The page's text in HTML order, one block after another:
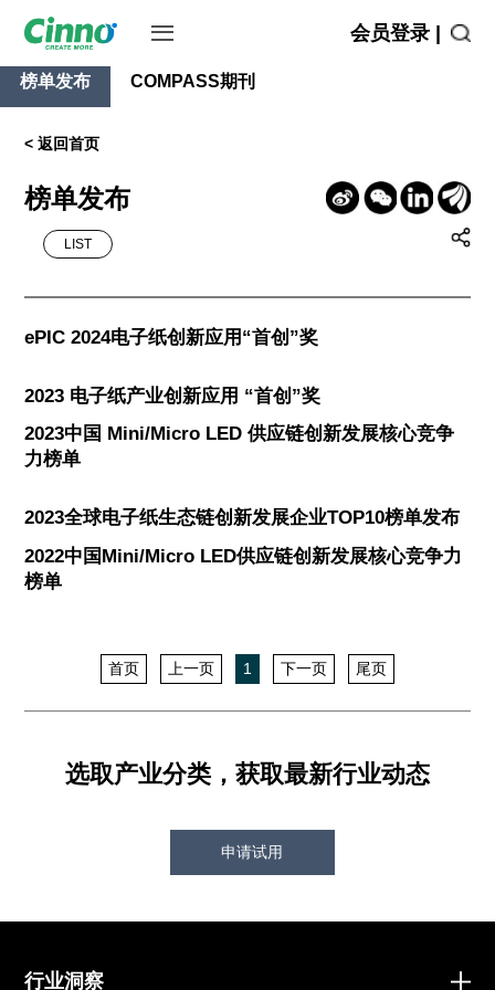
会员登录 |
榜单发布 COMPASS期刊
< 返回首页
榜单发布
LIST
ePIC 2024电子纸创新应用“首创”奖
2023 电子纸产业创新应用 “首创”奖
2023中国 Mini/Micro LED 供应链创新发展核心竞争
力榜单
2023全球电子纸生态链创新发展企业TOP10榜单发布
2022中国Mini/Micro LED供应链创新发展核心竞争力
榜单
首页 上一页 1 下一页 尾页
选取产业分类，获取最新行业动态
申请试用
行业洞察